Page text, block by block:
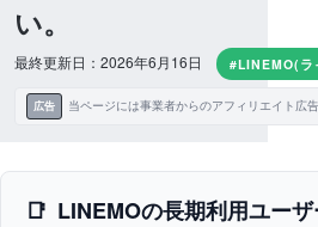
い。
最終更新日：2026年6月16日 #LINEMO(ラ
広告 当ページには事業者からのアフィリエイト広
LINEMOの長期利用ユーザ